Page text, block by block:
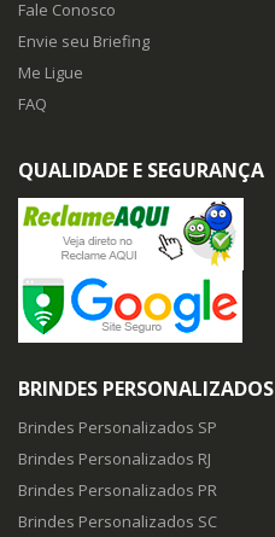
Fale Conosco
Envie seu Briefing
Me Ligue
FAQ
QUALIDADE E SEGURANÇA
BRINDES PERSONALIZADOS
Brindes Personalizados SP
Brindes Personalizados RJ
Brindes Personalizados PR
Brindes Personalizados SC